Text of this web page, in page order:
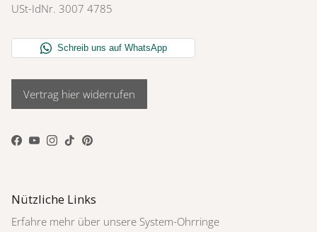
USt-IdNr. 3007 4785
Vertrag hier widerrufen
Facebook
YouTube
Instagram
TikTokPinterest
Nützliche Links
Erfahre mehr über unsere System-Ohrringe